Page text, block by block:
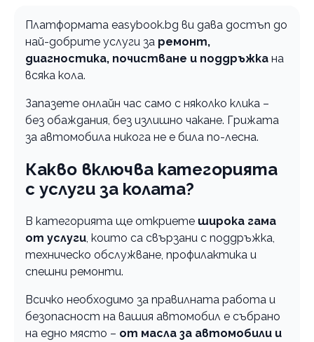
Платформата easybook.bg ви дава достъп до
най-добрите услуги за ремонт,
диагностика, почистване и поддръжка на
всяка кола.
Запазете онлайн час само с няколко клика –
без обаждания, без излишно чакане. Грижата
за автомобила никога не е била по-лесна.
Какво включва категорията
с услуги за колата?
В категорията ще откриете широка гама
от услуги, които са свързани с поддръжка,
техническо обслужване, профилактика и
спешни ремонти.
Всичко необходимо за правилната работа и
безопасност на вашия автомобил е събрано
на едно място – от масла за автомобили и